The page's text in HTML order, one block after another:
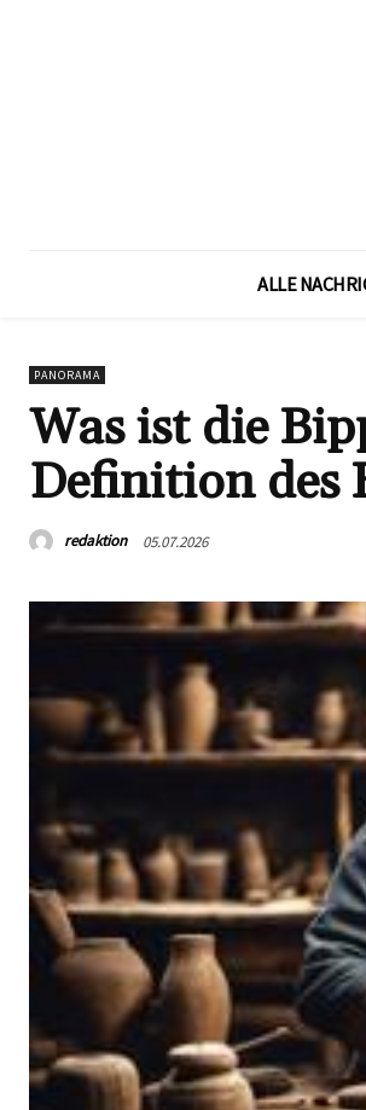
ALLE
PANORAMA
Was ist die
Definition des
redaktion 05.07.2026